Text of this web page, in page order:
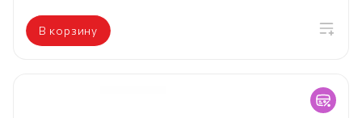
В корзину